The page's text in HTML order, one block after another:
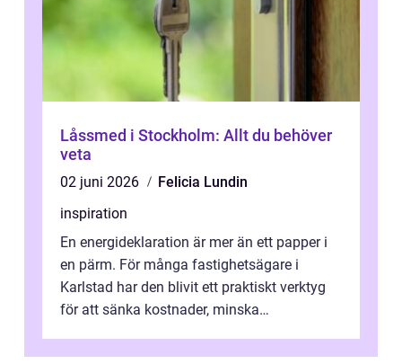
Låssmed i Stockholm: Allt du behöver
veta
02 juni 2026
Felicia Lundin
inspiration
En energideklaration är mer än ett papper i
en pärm. För många fastighetsägare i
Karlstad har den blivit ett praktiskt verktyg
för att sänka kostnader, minska